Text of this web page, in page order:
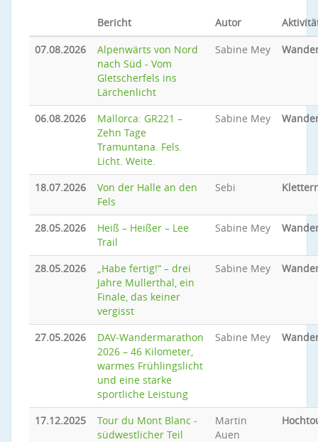
Bericht Autor
07.08.2026
Alpenwärts von Nord
nach Süd - Vom
Gletscherfels ins
Lärchenlicht
Sabine Mey
06.08.2026
Mallorca: GR221 –
Zehn Tage
Tramuntana. Fels.
Licht. Weite.
Sabine Mey
18.07.2026
Von der Halle an den
Fels
Sebi
28.05.2026
Heiß – Heißer – Lee
Trail
Sabine Mey
28.05.2026
„Habe fertig!“ – drei
Jahre Mullerthal, ein
Finale, das keiner
vergisst
Sabine Mey
27.05.2026
DAV‑Wandermarathon
2026 – 46 Kilometer,
warmes Frühlingslicht
und eine starke
sportliche Leistung
Sabine Mey
17.12.2025
Tour du Mont Blanc -
südwestlicher Teil
Martin
Auen